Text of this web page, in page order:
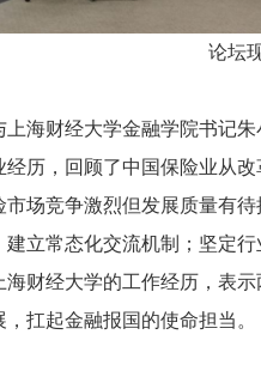
论坛
海财经大学金融学院书记朱
历，回顾了中国保险业从
场竞争激烈但发展质量有
立常态化交流机制；坚定
财经大学的工作经历，表
扛起金融报国的使命担当。